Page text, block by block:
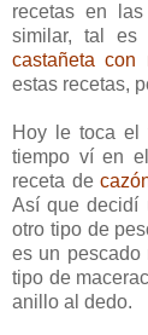
recetas en
similar, tal
castañeta con
estas recetas,
Hoy le toca el
tiempo ví en
receta de
Así que decidí
otro tipo de
es un pescado
tipo de
anillo al dedo.